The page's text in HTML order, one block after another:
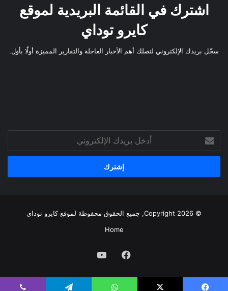
اشترك في القائمة البريدية لموقع
كايرو توداي
سجّل بريدك الإلكتروني لتصلك أهم الأخبار العاجلة والتقارير المميزة أولًا بأول.
بريدك
الإلكتروني
© Copyright 2026, جميع الحقوق محفوظة لموقع
كايرو توداي
Home
فيسبوك